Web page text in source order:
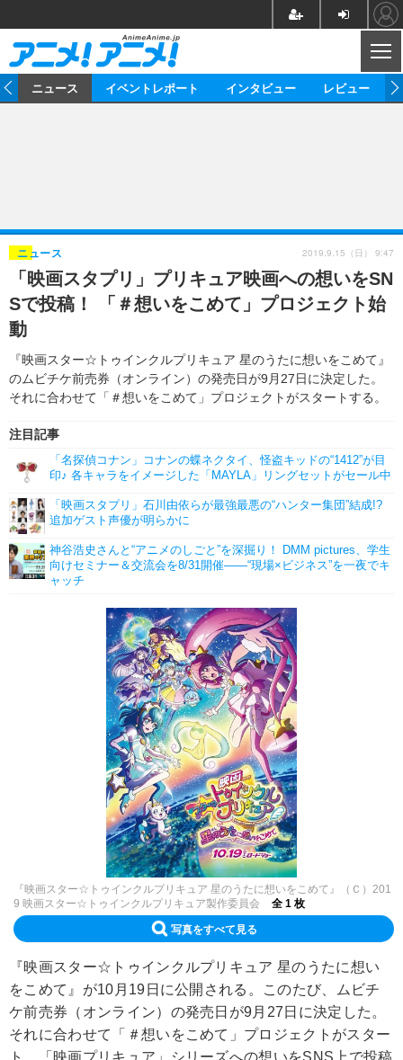
ゲーム グッズ
イベント 海外
海外イベント ビジネス
俳優・タレント アーティスト
アニメ 実写
ゲーム 座談会
動画
アニメ！アニメ！TV ABEMA Cafe
ニュース イベントレポート インタビュー レビュー
「映画スタプリ」プリキュア映画への想いをSN
Sで投稿！ 「＃想いをこめて」プロジェクト始
動
『映画スター☆トゥインクルプリキュア 星のうたに想いをこめて』
のムビチケ前売券（オンライン）の発売日が9月27日に決定した。
それに合わせて「＃想いをこめて」プロジェクトがスタートする。
ニュース
注目記事
「名探偵コナン」コナンの蝶ネクタイ、怪盗キッドの“1412”が目
印♪ 各キャラをイメージした「MAYLA」リングセットがセール中
「映画スタプリ」石川由依らが最強最悪の“ハンター集団”結成!?
追加ゲスト声優が明らかに
神谷浩史さんと“アニメのしごと”を深掘り！ DMM pictures、学生
向けセミナー＆交流会を8/31開催――“現場×ビジネス”を一夜でキ
ャッチ
2019.9.15（日） 9:47
『映画スター☆トゥインクルプリキュア 星のうたに想いをこめて』（Ｃ）201
9 映画スター☆トゥインクルプリキュア製作委員会
全 1 枚
写真をすべて見る
『映画スター☆トゥインクルプリキュア 星のうたに想い
をこめて』が10月19日に公開される。このたび、ムビチ
ケ前売券（オンライン）の発売日が9月27日に決定した。
それに合わせて「＃想いをこめて」プロジェクトがスター
ト。「映画プリキュア」シリーズへの想いをSNS上で投稿